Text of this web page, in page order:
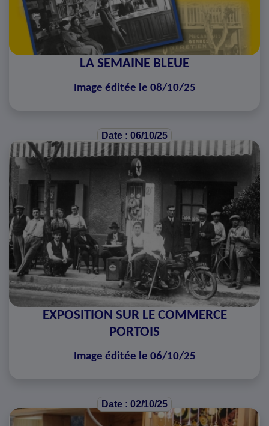
LA SEMAINE BLEUE
Image éditée le 08/10/25
Date : 06/10/25
EXPOSITION SUR LE COMMERCE
PORTOIS
Image éditée le 06/10/25
Date : 02/10/25